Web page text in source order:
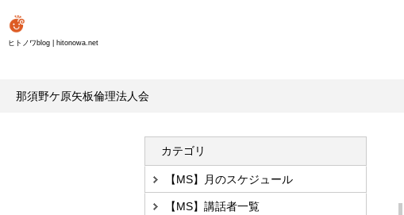
ヒトノワblog | hitonowa.net
那須野ケ原矢板倫理法人会
カテゴリ
【MS】月のスケジュール
【MS】講話者一覧